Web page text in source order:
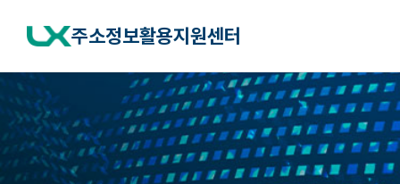
주소정보활용지원센터